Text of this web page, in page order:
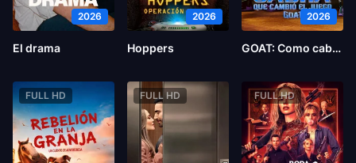
2026
El drama
2026
Hoppers
2026
GOAT: Como cabras
FULL HD FULL HD FULL HD